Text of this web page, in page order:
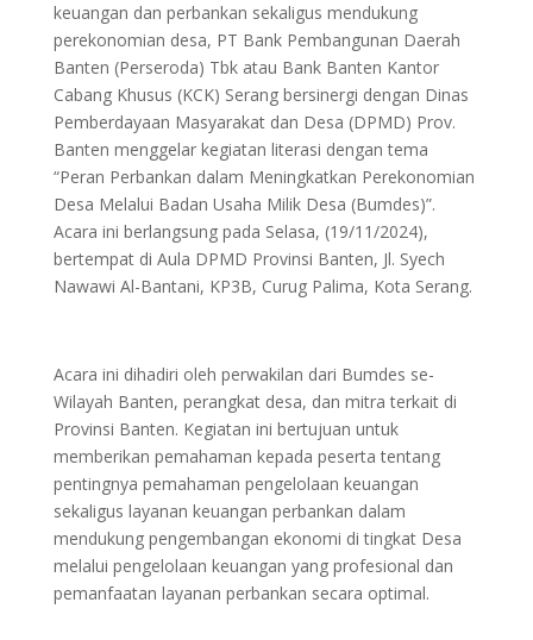
keuangan dan perbankan sekaligus mendukung
perekonomian desa, PT Bank Pembangunan Daerah
Banten (Perseroda) Tbk atau Bank Banten Kantor
Cabang Khusus (KCK) Serang bersinergi dengan Dinas
Pemberdayaan Masyarakat dan Desa (DPMD) Prov.
Banten menggelar kegiatan literasi dengan tema
“Peran Perbankan dalam Meningkatkan Perekonomian
Desa Melalui Badan Usaha Milik Desa (Bumdes)”.
Acara ini berlangsung pada Selasa, (19/11/2024),
bertempat di Aula DPMD Provinsi Banten, Jl. Syech
Nawawi Al-Bantani, KP3B, Curug Palima, Kota Serang.
Acara ini dihadiri oleh perwakilan dari Bumdes se-
Wilayah Banten, perangkat desa, dan mitra terkait di
Provinsi Banten. Kegiatan ini bertujuan untuk
memberikan pemahaman kepada peserta tentang
pentingnya pemahaman pengelolaan keuangan
sekaligus layanan keuangan perbankan dalam
mendukung pengembangan ekonomi di tingkat Desa
melalui pengelolaan keuangan yang profesional dan
pemanfaatan layanan perbankan secara optimal.